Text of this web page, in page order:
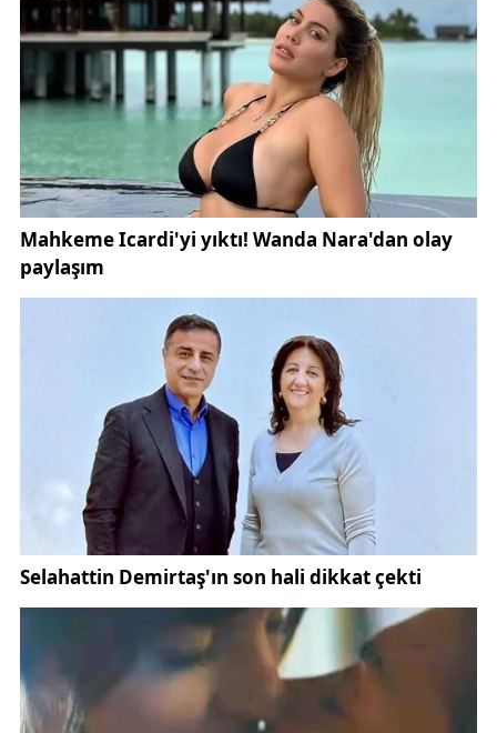
için ben ve yol arkadaşlarım bu göreve talibiz.”
Sivas ekonomisinin gelişmesi için kamu kurumları,
özel sektör ve sivil toplum kuruluşlarının iş birliği
içerisinde çalışmasının önemine değinen Eken,
şehrin sahip olduğu potansiyelin daha etkin
değerlendirilmesi gerektiğini belirtti.
Görev yaptığı dönemde birçok projeyi kamuoyuyla
paylaştıklarını ve önemli yatırımların hayata
geçirilmesine katkı sunduklarını ifade eden Eken,
Sivas’ın ekonomik ve ticari anlamda daha ileri
seviyelere taşınması gerektiğini söyledi.
Sivas’ın üretim gücünün artırılması, yatırım ortamının
geliştirilmesi ve istihdamın güçlendirilmesinin
öncelikli hedefler arasında yer aldığını belirten Eken,
geçmişte olduğu gibi bundan sonra da şehrin
ihtiyaçlarını gündeme taşımaya devam edeceklerini
kaydetti.
İş dünyasının taleplerini ilgili kurumlara iletmek ve
çözüm süreçlerini takip etmek için yoğun çaba
gösterdiklerini dile getiren Eken, üyelerle sürekli
iletişim halinde olduklarını ifade etti.